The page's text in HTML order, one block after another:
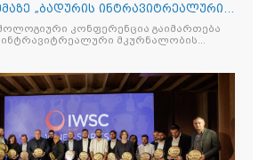
„ბადურის ინტრავიტრეალური
კონფერენცია გაიმართება
ინტრავიტრეალური მკურნალობის